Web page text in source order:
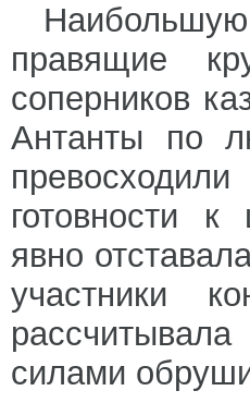
правящие
соперников
Антанты по
готовности
явно
участники
силами